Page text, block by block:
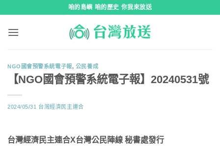
咱的島嶼 咱的歷史 你我來放送
NGO國會預警系統電子報, 公民養成
【NGO國會預警系統電子報】20240531號
2024/05/31 台灣經濟民主連合
台灣經濟民主連合X台灣公民陣線 秘書處發行